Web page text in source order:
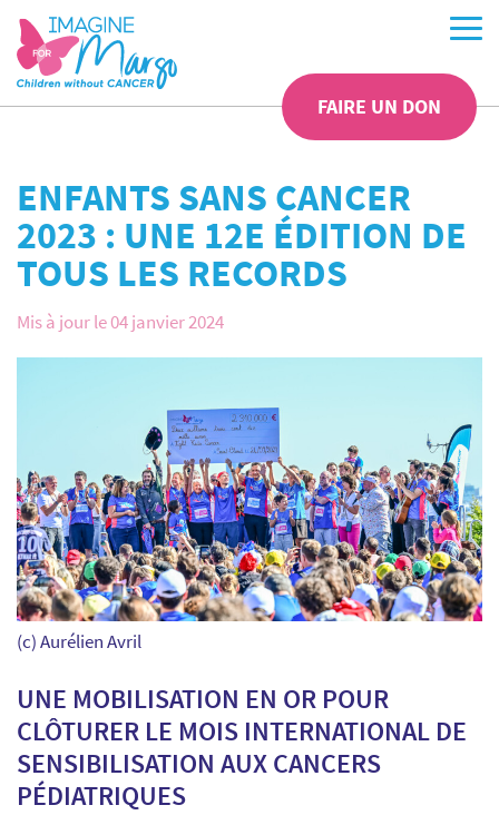
FAIRE UN DON
ENFANTS SANS CANCER
2023 : UNE 12E ÉDITION DE
TOUS LES RECORDS
Mis à jour le 04 janvier 2024
(c) Aurélien Avril
UNE MOBILISATION EN OR POUR
CLÔTURER LE MOIS INTERNATIONAL DE
SENSIBILISATION AUX CANCERS
PÉDIATRIQUES